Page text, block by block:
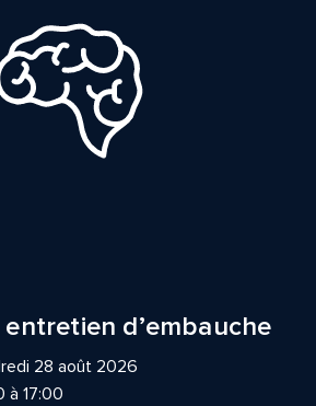
d’embauche
28 août 2026
à 17:00